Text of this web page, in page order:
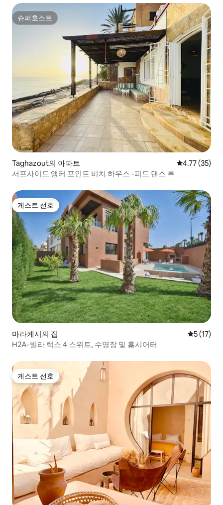
슈퍼호스트
슈퍼호스트
Taghazout의 아파트 평점 4.77점
4.77 (35)
서프사이드 앵커 포인트 비치 하우스 -피드 댄스 루
게스트 선호
게스트 선호
마라케시의 집 평점 5점
5 (17)
H2A-빌라 럭스 4 스위트, 수영장 및 홈시어터
게스트 선호
게스트 선호